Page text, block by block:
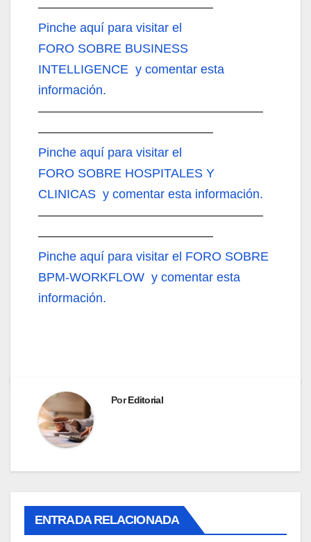
——————————————
Pinche aquí para visitar el
FORO SOBRE BUSINESS
INTELLIGENCE y comentar esta
información.
——————————————————
——————————————
Pinche aquí para visitar el
FORO SOBRE HOSPITALES Y
CLINICAS y comentar esta información.
——————————————————
——————————————
Pinche aquí para visitar el FORO SOBRE
BPM-WORKFLOW y comentar esta
información.
PorEditorial
ENTRADA RELACIONADA